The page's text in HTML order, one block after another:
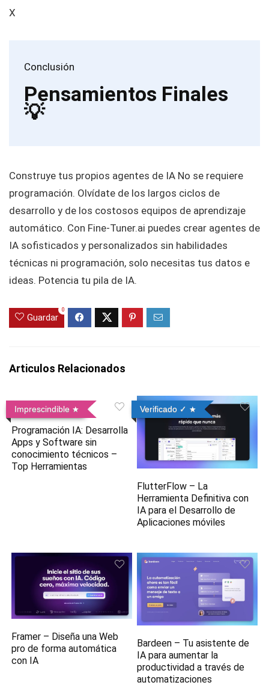
X
Conclusión
Pensamientos Finales
💡
Construye tus propios agentes de IA No se requiere
programación. Olvídate de los largos ciclos de
desarrollo y de los costosos equipos de aprendizaje
automático. Con Fine-Tuner.ai puedes crear agentes de
IA sofisticados y personalizados sin habilidades
técnicas ni programación, solo necesitas tus datos e
ideas. Potencia tu pila de IA.
Guardar
0
Articulos Relacionados
Imprescindible
Programación IA: Desarrolla
Apps y Software sin
conocimiento técnicos –
Top Herramientas
Verificado ✓
FlutterFlow – La
Herramienta Definitiva con
IA para el Desarrollo de
Aplicaciones móviles
Framer – Diseña una Web
pro de forma automática
con IA
Bardeen – Tu asistente de
IA para aumentar la
productividad a través de
automatizaciones